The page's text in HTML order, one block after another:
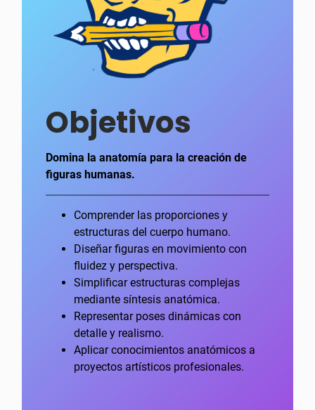
Objetivos
Domina la anatomía para la creación de
figuras humanas.
Comprender las proporciones y
estructuras del cuerpo humano.
Diseñar figuras en movimiento con
fluidez y perspectiva.
Simplificar estructuras complejas
mediante síntesis anatómica.
Representar poses dinámicas con
detalle y realismo.
Aplicar conocimientos anatómicos a
proyectos artísticos profesionales.